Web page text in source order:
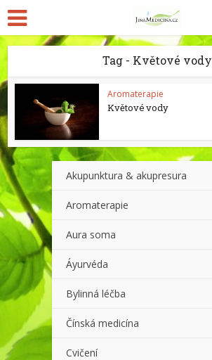
Tag - Květové vody
Aromaterapie
Květové vody
Akupunktura & akupresura
Aromaterapie
Aura soma
Áyurvéda
Bylinná léčba
Čínská medicína
Cvičení